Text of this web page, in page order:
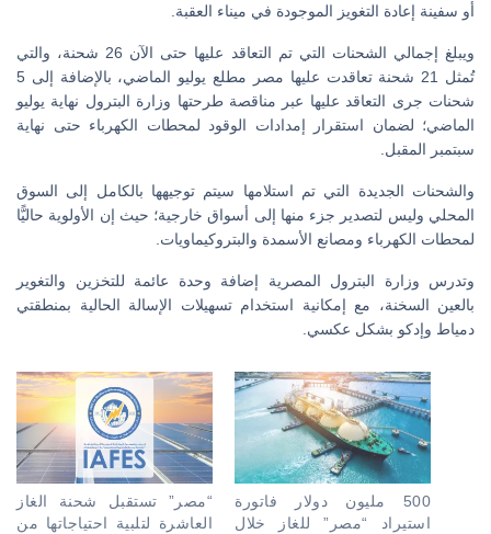
أو سفينة إعادة التغويز الموجودة في ميناء العقبة.
ويبلغ إجمالي الشحنات التي تم التعاقد عليها حتى الآن 26 شحنة، والتي
تُمثل 21 شحنة تعاقدت عليها مصر مطلع يوليو الماضي، بالإضافة إلى 5
شحنات جرى التعاقد عليها عبر مناقصة طرحتها وزارة البترول نهاية يوليو
الماضي؛ لضمان استقرار إمدادات الوقود لمحطات الكهرباء حتى نهاية
سبتمبر المقبل.
والشحنات الجديدة التي تم استلامها سيتم توجيهها بالكامل إلى السوق
المحلي وليس لتصدير جزء منها إلى أسواق خارجية؛ حيث إن الأولوية حاليًّا
لمحطات الكهرباء ومصانع الأسمدة والبتروكيماويات.
وتدرس وزارة البترول المصرية إضافة وحدة عائمة للتخزين والتغوير
بالعين السخنة، مع إمكانية استخدام تسهيلات الإسالة الحالية بمنطقتي
دمياط وإدكو بشكل عكسي.
“مصر” تستقبل شحنة الغاز
العاشرة لتلبية احتياجاتها من
500 مليون دولار فاتورة
استيراد “مصر” للغاز خلال